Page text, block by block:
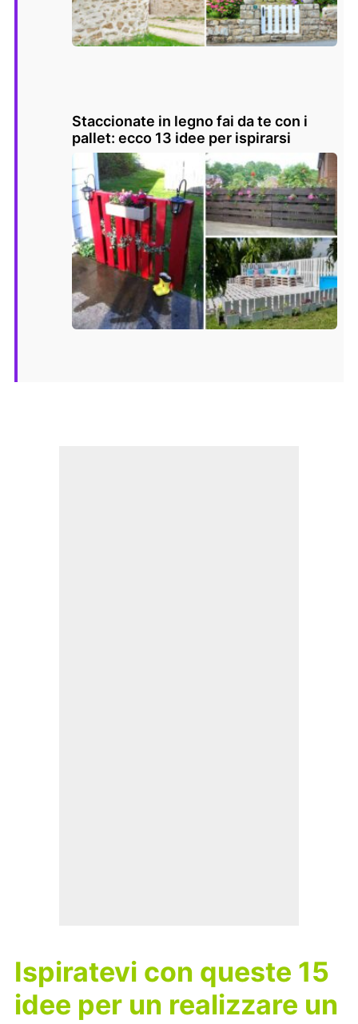
Staccionate in legno fai da te con i
pallet: ecco 13 idee per ispirarsi
Ispiratevi con queste 15
idee per un realizzare un